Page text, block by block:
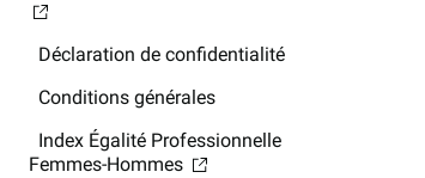
Déclaration de confidentialité
Conditions générales
Index Égalité Professionnelle
Femmes-Hommes